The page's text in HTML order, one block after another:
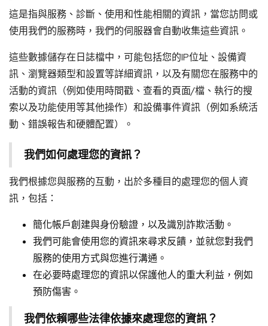
這是指與服務、診斷、使用和性能相關的資訊，當您訪問或
使用我們的服務時，我們的伺服器會自動收集這些資訊。
這些數據儲存在日誌檔中，可能包括您的IP位址、設備資
訊、瀏覽器類型和設置等詳細資訊，以及有關您在服務中的
活動的資訊（例如使用時間戳、查看的頁面/檔、執行的搜
索以及功能使用等其他操作）和設備事件資訊（例如系統活
動、錯誤報告和硬體配置）。
我們如何處理您的資訊？
我們根據您與服務的互動，出於多種目的處理您的個人資
訊，包括：
簡化帳戶創建與身份驗證，以及識別詐欺活動。
我們可能會使用您的資訊來尋求反饋，並就您對我們
服務的使用方式與您進行溝通。
在必要時處理您的資訊以保護他人的重大利益，例如
預防傷害。
我們依賴哪些法律依據來處理您的資訊？